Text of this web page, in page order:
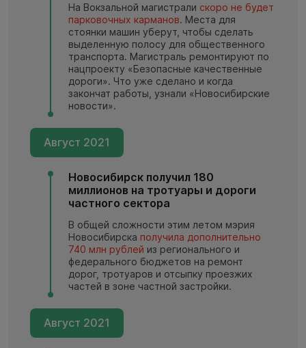
На Вокзальной магистрали скоро не будет
парковочных карманов. Места для
стоянки машин уберут, чтобы сделать
выделенную полосу для общественного
транспорта. Магистраль ремонтируют по
нацпроекту «Безопасные качественные
дороги». Что уже сделано и когда
закончат работы, узнали «Новосибирские
новости».
Август 2021
Новосибирск получил 180
миллионов на тротуары и дороги
частного сектора
В общей сложности этим летом мэрия
Новосибирска получила дополнительно
740 млн рублей из регионального и
федерального бюджетов на ремонт
дорог, тротуаров и отсыпку проезжих
частей в зоне частной застройки.
Август 2021